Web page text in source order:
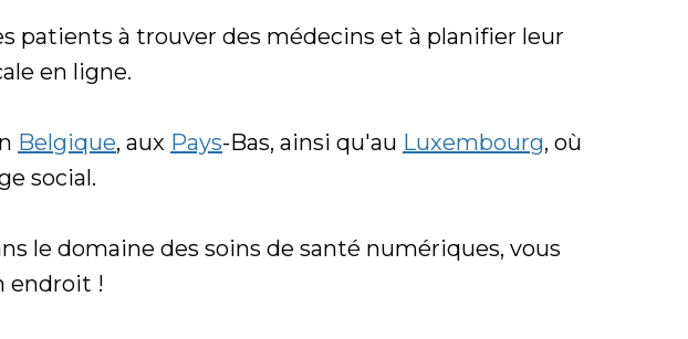
patients à trouver des médecins et à planifier leur
en ligne.
Belgique, aux Pays-Bas, ainsi qu'au Luxembourg, où
social.
le domaine des soins de santé numériques, vous
endroit !